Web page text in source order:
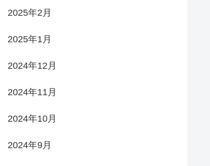
2025年2月
2025年1月
2024年12月
2024年11月
2024年10月
2024年9月